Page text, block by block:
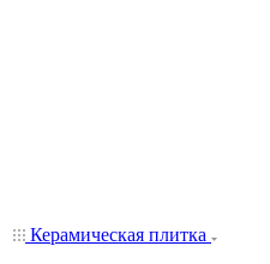
Керамическая плитка